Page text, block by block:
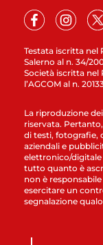
Testata iscritta nel
Salerno al n. 34/
Società iscritta nel
l’AGCOM al n.
La riproduzione
riservata.
di testi, fotografie,
aziendali e
elettronico/digitale
tutto quanto è
non è
esercitare un
segnalazione